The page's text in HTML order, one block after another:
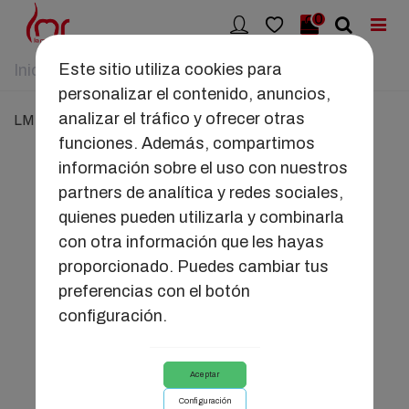
Este sitio utiliza cookies para
personalizar el contenido, anuncios,
analizar el tráfico y ofrecer otras
funciones. Además, compartimos
información sobre el uso con nuestros
partners de analítica y redes sociales,
quienes pueden utilizarla y combinarla
con otra información que les hayas
proporcionado. Puedes cambiar tus
preferencias con el botón
configuración.
Aceptar
Configuración
0
Inicio > LMR
LMR
Accesorios